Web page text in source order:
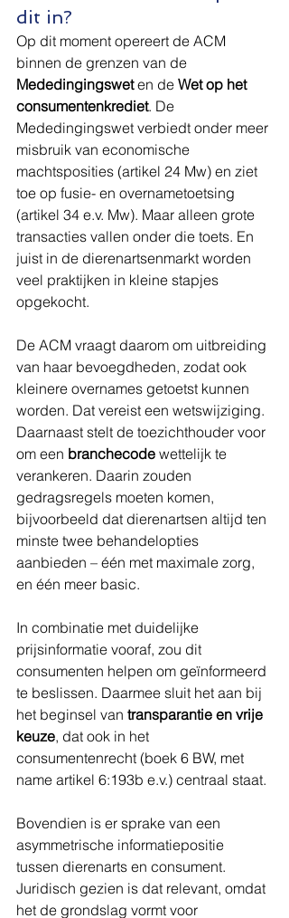
dit in?
Op dit moment opereert de ACM
binnen de grenzen van de
Mededingingswet en de Wet op het
consumentenkrediet. De
Mededingingswet verbiedt onder meer
misbruik van economische
machtsposities (artikel 24 Mw) en ziet
toe op fusie- en overnametoetsing
(artikel 34 e.v. Mw). Maar alleen grote
transacties vallen onder die toets. En
juist in de dierenartsenmarkt worden
veel praktijken in kleine stapjes
opgekocht.
De ACM vraagt daarom om uitbreiding
van haar bevoegdheden, zodat ook
kleinere overnames getoetst kunnen
worden. Dat vereist een wetswijziging.
Daarnaast stelt de toezichthouder voor
om een branchecode wettelijk te
verankeren. Daarin zouden
gedragsregels moeten komen,
bijvoorbeeld dat dierenartsen altijd ten
minste twee behandelopties
aanbieden – één met maximale zorg,
en één meer basic.
In combinatie met duidelijke
prijsinformatie vooraf, zou dit
consumenten helpen om geïnformeerd
te beslissen. Daarmee sluit het aan bij
het beginsel van transparantie en vrije
keuze, dat ook in het
consumentenrecht (boek 6 BW, met
name artikel 6:193b e.v.) centraal staat.
Bovendien is er sprake van een
asymmetrische informatiepositie
tussen dierenarts en consument.
Juridisch gezien is dat relevant, omdat
het de grondslag vormt voor